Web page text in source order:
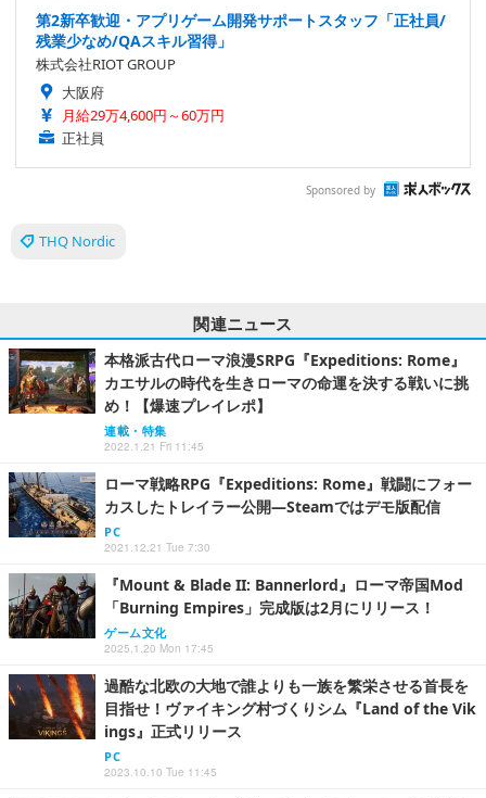
第2新卒歓迎・アプリゲーム開発サポートスタッフ「正社員/
残業少なめ/QAスキル習得」
株式会社RIOT GROUP
大阪府
月給29万4,600円～60万円
正社員
Sponsored by
THQ Nordic
関連ニュース
本格派古代ローマ浪漫SRPG『Expeditions: Rome』
カエサルの時代を生きローマの命運を決する戦いに挑
め！【爆速プレイレポ】
連載・特集
2022.1.21 Fri 11:45
ローマ戦略RPG『Expeditions: Rome』戦闘にフォー
カスしたトレイラー公開―Steamではデモ版配信
PC
2021.12.21 Tue 7:30
『Mount & Blade II: Bannerlord』ローマ帝国Mod
「Burning Empires」完成版は2月にリリース！
ゲーム文化
2025.1.20 Mon 17:45
過酷な北欧の大地で誰よりも一族を繁栄させる首長を
目指せ！ヴァイキング村づくりシム『Land of the Vik
ings』正式リリース
PC
2023.10.10 Tue 11:45